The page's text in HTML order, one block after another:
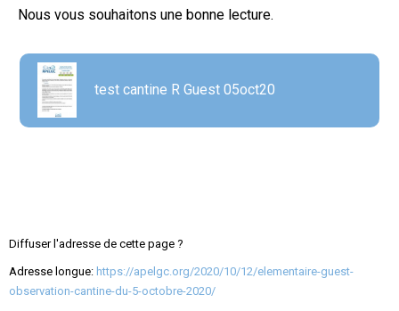
Nous vous souhaitons une bonne lecture.
test cantine R Guest 05oct20
Diffuser l'adresse de cette page ?
Adresse longue: https://apelgc.org/2020/10/12/elementaire-guest-
observation-cantine-du-5-octobre-2020/